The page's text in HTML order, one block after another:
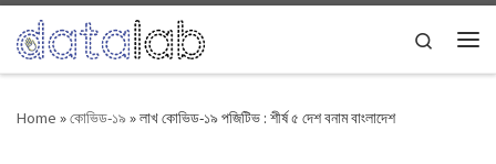
Skip to content
Search
Home »কোভিড-১৯ »লাখ কোভিড-১৯ পজিটিভ : শীর্ষ ৫ দেশ বনাম বাংলাদেশ